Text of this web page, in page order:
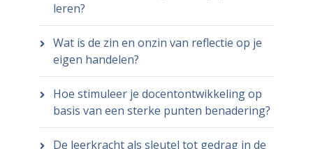
leren?
Wat is de zin en onzin van reflectie op je
eigen handelen?
Hoe stimuleer je docentontwikkeling op
basis van een sterke punten benadering?
De leerkracht als sleutel tot gedrag in de